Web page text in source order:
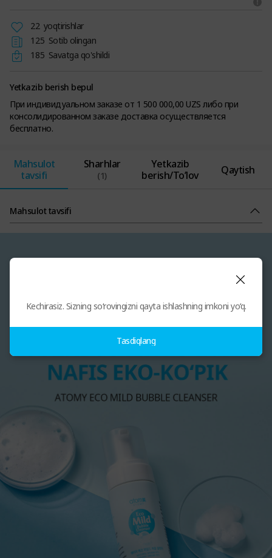
22 yoqtirishlar
125 Sotib olingan
185 Savatga qo'shildi
Yetkazib berish bepul
При индивидуальном заказе от 1 500 000,00 UZS либо при
консолидированном заказе доставка осуществляется
бесплатно.
Mahsulot
tavsifi
Sharhlar
(1)
Yetkazib
berish/To’lov
Qaytish
Mahsulot tavsifi
Kechirasiz. Sizning so‘rovingizni qayta ishlashning imkoni yo‘q.
Tasdiqlang